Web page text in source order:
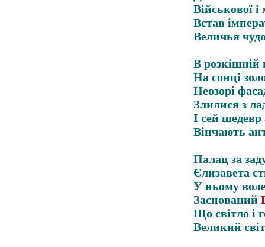
Військової
Встав
Величья
В розкішній
На сонці
Неозорі
Злилися з
І сей шедевр
Вінчають
Палац за
Єлизавета
У ньому
Заснований
Що світло і
Великий